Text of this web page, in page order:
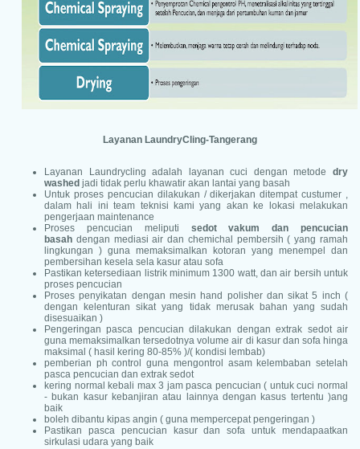
Layanan LaundryCling-Tangerang
Layanan Laundrycling adalah layanan cuci dengan metode dry
washed jadi tidak perlu khawatir akan lantai yang basah
Untuk proses pencucian dilakukan / dikerjakan ditempat custumer ,
dalam hali ini team teknisi kami yang akan ke lokasi melakukan
pengerjaan maintenance
Proses pencucian meliputi sedot vakum dan pencucian
basah dengan mediasi air dan chemichal pembersih ( yang ramah
lingkungan ) guna memaksimalkan kotoran yang menempel dan
pembersihan kesela sela kasur atau sofa
Pastikan ketersediaan listrik minimum 1300 watt, dan air bersih untuk
proses pencucian
Proses penyikatan dengan mesin hand polisher dan sikat 5 inch (
dengan kelenturan sikat yang tidak merusak bahan yang sudah
disesuaikan )
Pengeringan pasca pencucian dilakukan dengan extrak sedot air
guna memaksimalkan tersedotnya volume air di kasur dan sofa hinga
maksimal ( hasil kering 80-85% )/( kondisi lembab)
pemberian ph control guna mengontrol asam kelembaban setelah
pasca pencucian dan extrak sedot
kering normal kebali max 3 jam pasca pencucian ( untuk cuci normal
- bukan kasur kebanjiran atau lainnya dengan kasus tertentu )ang
baik
boleh dibantu kipas angin ( guna mempercepat pengeringan )
Pastikan pasca pencucian kasur dan sofa untuk mendapaatkan
sirkulasi udara yang baik